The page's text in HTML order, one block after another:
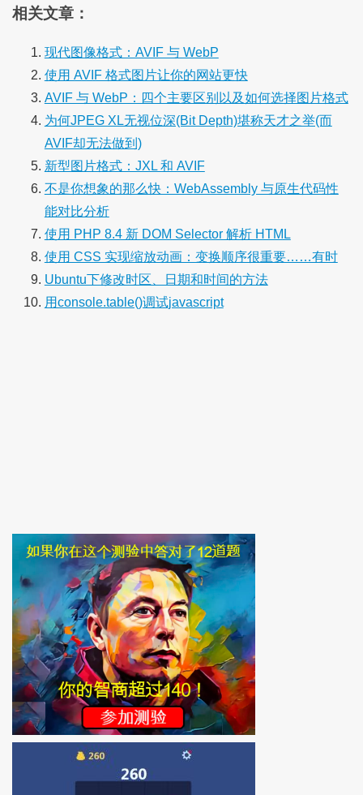
相关文章：
现代图像格式：AVIF 与 WebP
使用 AVIF 格式图片让你的网站更快
AVIF 与 WebP：四个主要区别以及如何选择图片格式
为何JPEG XL无视位深(Bit Depth)堪称天才之举(而
AVIF却无法做到)
新型图片格式：JXL 和 AVIF
不是你想象的那么快：WebAssembly 与原生代码性
能对比分析
使用 PHP 8.4 新 DOM Selector 解析 HTML
使用 CSS 实现缩放动画：变换顺序很重要……有时
Ubuntu下修改时区、日期和时间的方法
用console.table()调试javascript